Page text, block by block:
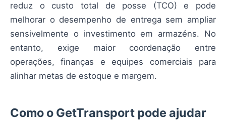
reduz o custo total de posse (TCO) e pode
melhorar o desempenho de entrega sem ampliar
sensivelmente o investimento em armazéns. No
entanto, exige maior coordenação entre
operações, finanças e equipes comerciais para
alinhar metas de estoque e margem.
Como o GetTransport pode ajudar